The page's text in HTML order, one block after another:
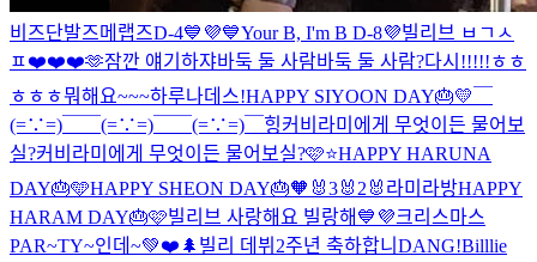
비즈단발즈메랩즈D-4💙💜💙Your B, I'm B D-8💜빌리브 ㅂㄱㅅ
ㅍ❤️❤️❤️🫶잠깐 얘기하쟈바둑 둘 사람바둑 둘 사람?다시!!!!!ㅎㅎ
ㅎㅎㅎ뭐해요~~~하루나데스!HAPPY SIYOON DAY🎂💛
(=∵=)￣
￣(=∵=)￣ ￣(=∵=)￣ 힝커비라미에게 무엇이든 물어보
실?커비라미에게 무엇이든 물어보실?🩷⭐️HAPPY HARUNA
DAY🎂🩵HAPPY SHEON DAY🎂🧡 🐰3🐰2 🐰 라미라방HAPPY
HARAM DAY🎂🩷빌리브 사랑해요 빌랑해💙💜크리스마스
PAR~TY~인데~💚❤️🌲 빌리 데뷔2주년 축하합니DANG!Billlie